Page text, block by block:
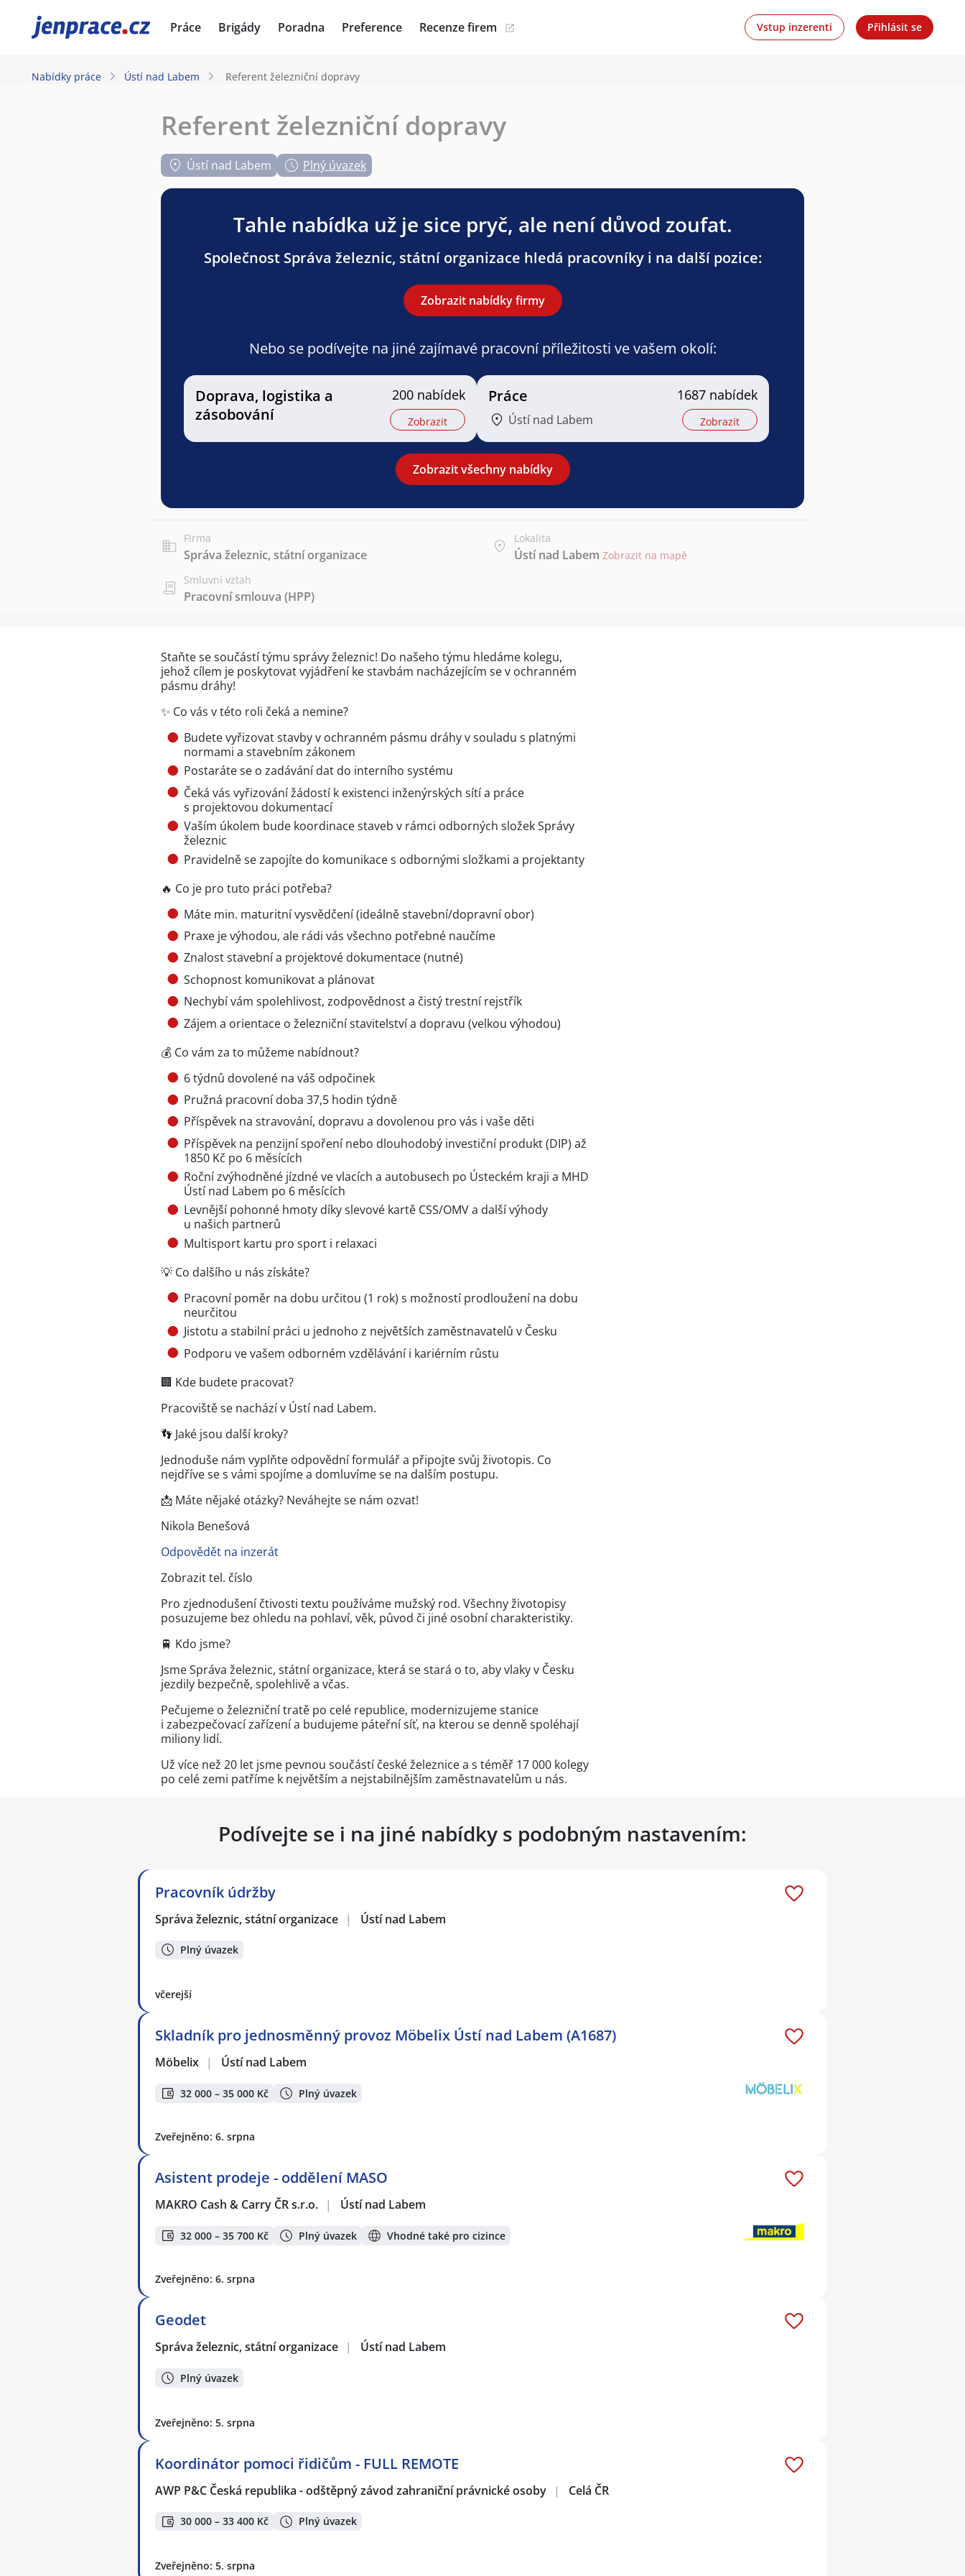
JenPráce.cz Práce Brigády Poradna Preference Recenze firem Vstup inzerenti Přihlásit se
Nabídky práce Ústí nad Labem Referent železniční dopravy
Referent železniční dopravy
Ústí nad Labem Plný úvazek
Tahle nabídka už je sice pryč, ale není důvod zoufat.
Společnost Správa železnic, státní organizace hledá pracovníky i na další pozice:
Zobrazit nabídky firmy
Nebo se podívejte na jiné zajímavé pracovní příležitosti ve vašem okolí:
Doprava, logistika a
zásobování
200 nabídek
Zobrazit
Práce
Ústí nad Labem
1687 nabídek
Zobrazit
Zobrazit všechny nabídky
Firma
Správa železnic, státní organizace
Lokalita
Ústí nad Labem Zobrazit na mapě
Smluvní vztah
Pracovní smlouva (HPP)
Staňte se součástí týmu správy železnic! Do našeho týmu hledáme kolegu,
jehož cílem je poskytovat vyjádření ke stavbám nacházejícím se v ochranném
pásmu dráhy!
✨ Co vás v této roli čeká a nemine?
Budete vyřizovat stavby v ochranném pásmu dráhy v souladu s platnými
normami a stavebním zákonem
Postaráte se o zadávání dat do interního systému
Čeká vás vyřizování žádostí k existenci inženýrských sítí a práce
s projektovou dokumentací
Vaším úkolem bude koordinace staveb v rámci odborných složek Správy
železnic
Pravidelně se zapojíte do komunikace s odbornými složkami a projektanty
🔥 Co je pro tuto práci potřeba?
Máte min. maturitní vysvědčení (ideálně stavební/dopravní obor)
Praxe je výhodou, ale rádi vás všechno potřebné naučíme
Znalost stavební a projektové dokumentace (nutné)
Schopnost komunikovat a plánovat
Nechybí vám spolehlivost, zodpovědnost a čistý trestní rejstřík
Zájem a orientace o železniční stavitelství a dopravu (velkou výhodou)
💰 Co vám za to můžeme nabídnout?
6 týdnů dovolené na váš odpočinek
Pružná pracovní doba 37,5 hodin týdně
Příspěvek na stravování, dopravu a dovolenou pro vás i vaše děti
Příspěvek na penzijní spoření nebo dlouhodobý investiční produkt (DIP) až
1850 Kč po 6 měsících
Roční zvýhodněné jízdné ve vlacích a autobusech po Ústeckém kraji a MHD
Ústí nad Labem po 6 měsících
Levnější pohonné hmoty díky slevové kartě CSS/OMV a další výhody
u našich partnerů
Multisport kartu pro sport i relaxaci
💡 Co dalšího u nás získáte?
Pracovní poměr na dobu určitou (1 rok) s možností prodloužení na dobu
neurčitou
Jistotu a stabilní práci u jednoho z největších zaměstnavatelů v Česku
Podporu ve vašem odborném vzdělávání i kariérním růstu
🏢 Kde budete pracovat?
Pracoviště se nachází v Ústí nad Labem.
👣 Jaké jsou další kroky?
Jednoduše nám vyplňte odpovědní formulář a připojte svůj životopis. Co
nejdříve se s vámi spojíme a domluvíme se na dalším postupu.
📩 Máte nějaké otázky? Neváhejte se nám ozvat!
Nikola Benešová
Odpovědět na inzerát
Zobrazit tel. číslo
Pro zjednodušení čtivosti textu používáme mužský rod. Všechny životopisy
posuzujeme bez ohledu na pohlaví, věk, původ či jiné osobní charakteristiky.
🚆 Kdo jsme?
Jsme Správa železnic, státní organizace, která se stará o to, aby vlaky v Česku
jezdily bezpečně, spolehlivě a včas.
Pečujeme o železniční tratě po celé republice, modernizujeme stanice
i zabezpečovací zařízení a budujeme páteřní síť, na kterou se denně spoléhají
miliony lidí.
Už více než 20 let jsme pevnou součástí české železnice a s téměř 17 000 kolegy
po celé zemi patříme k největším a nejstabilnějším zaměstnavatelům u nás.
Podívejte se i na jiné nabídky s podobným nastavením:
Pracovník údržby
Správa železnic, státní organizace | Ústí nad Labem
Plný úvazek
včerejší
Skladník pro jednosměnný provoz Möbelix Ústí nad Labem (A1687)
Möbelix | Ústí nad Labem
32 000 – 35 000 Kč Plný úvazek
Zveřejněno: 6. srpna
Asistent prodeje - oddělení MASO
MAKRO Cash & Carry ČR s.r.o. | Ústí nad Labem
32 000 – 35 700 Kč Plný úvazek Vhodné také pro cizince
Zveřejněno: 6. srpna
Geodet
Správa železnic, státní organizace | Ústí nad Labem
Plný úvazek
Zveřejněno: 5. srpna
Koordinátor pomoci řidičům - FULL REMOTE
AWP P&C Česká republika - odštěpný závod zahraniční právnické osoby | Celá ČR
30 000 – 33 400 Kč Plný úvazek
Zveřejněno: 5. srpna